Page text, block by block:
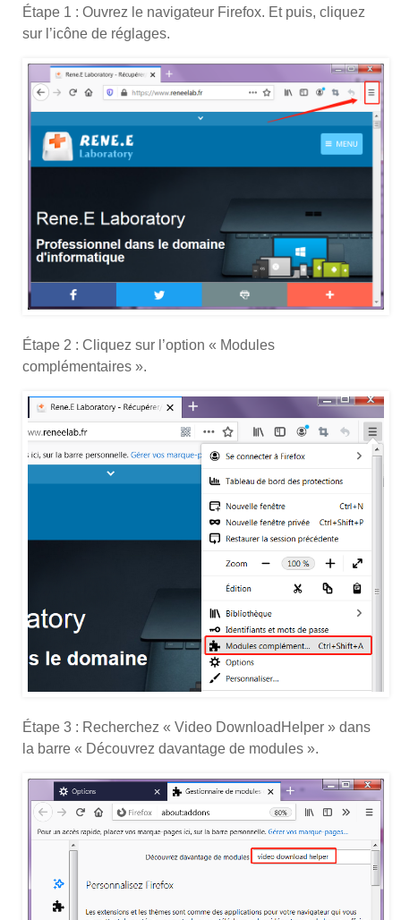
Étape 1 : Ouvrez le navigateur Firefox. Et puis, cliquez
sur l’icône de réglages.
Étape 2 : Cliquez sur l’option « Modules
complémentaires ».
Étape 3 : Recherchez « Video DownloadHelper » dans
la barre « Découvrez davantage de modules ».